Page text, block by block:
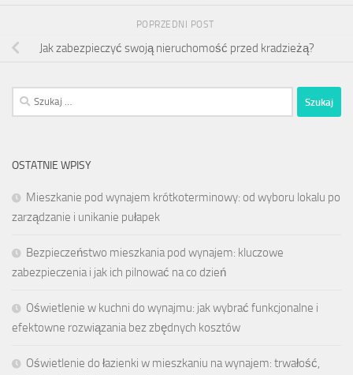
POPRZEDNI POST
Jak zabezpieczyć swoją nieruchomość przed kradzieżą?
Szukaj:
OSTATNIE WPISY
Mieszkanie pod wynajem krótkoterminowy: od wyboru lokalu po
zarządzanie i unikanie pułapek
Bezpieczeństwo mieszkania pod wynajem: kluczowe
zabezpieczenia i jak ich pilnować na co dzień
Oświetlenie w kuchni do wynajmu: jak wybrać funkcjonalne i
efektowne rozwiązania bez zbędnych kosztów
Oświetlenie do łazienki w mieszkaniu na wynajem: trwałość,